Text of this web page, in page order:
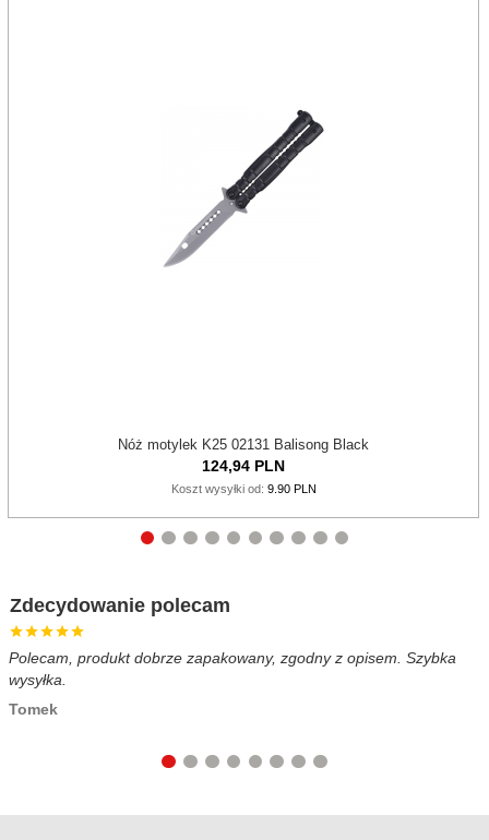
Nóż motylek K25 02131 Balisong Black
124,94 PLN
Koszt wysyłki od: 9.90 PLN
Zdecydowanie polecam
Polecam, produkt dobrze zapakowany, zgodny z opisem. Szybka
wysyłka.
Tomek